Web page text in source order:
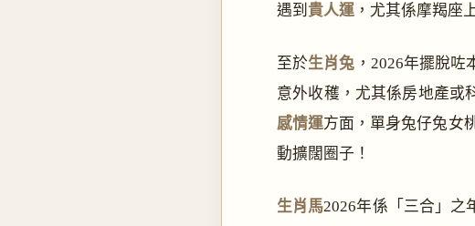
遇到 貴人運 ，尤其係摩羯座
至於生肖兔 ，2026年擺脫咗
意外收穫，尤其係房地產或
感情運方面，單身兔仔兔女
動擴闊圈子！
生肖馬2026年係「三合」之